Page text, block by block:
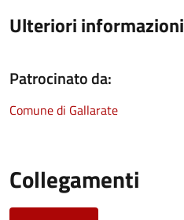
Ulteriori informazioni
Patrocinato da:
Comune di Gallarate
Collegamenti